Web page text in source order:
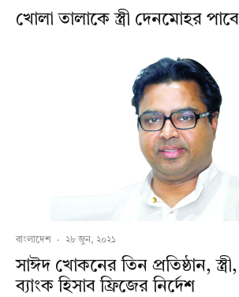
খোলা তালাকে স্ত্রী দেনমোহর
বাংলাদেশ · ২৮ জুন, ২০২১
সাঈদ খোকনের তিন প্রতিষ্ঠান,
ব্যাংক হিসাব ফ্রিজের নির্দেশ